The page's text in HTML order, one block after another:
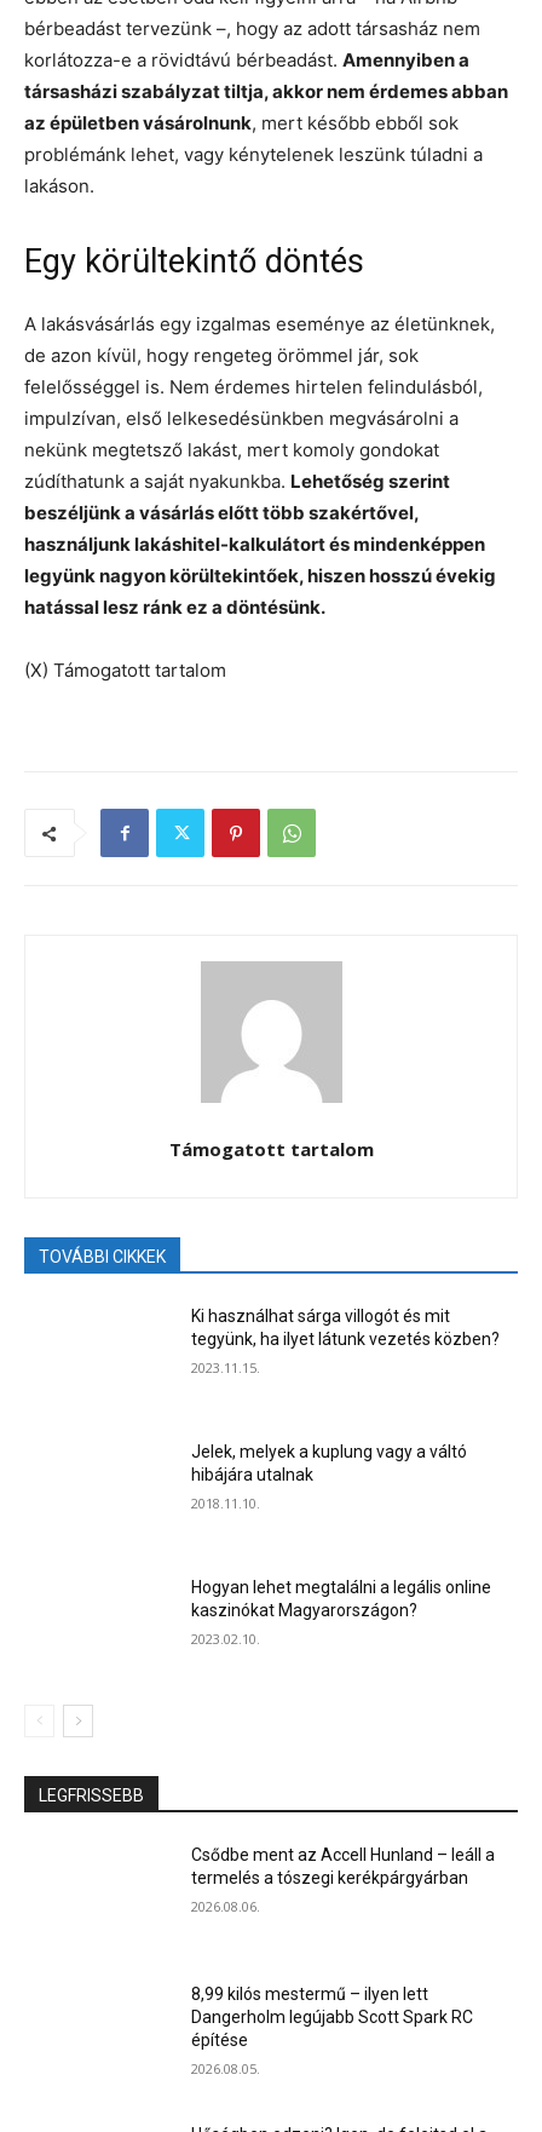
bérbeadást tervezünk –, hogy az adott társasház nem
korlátozza-e a rövidtávú bérbeadást. Amennyiben a
társasházi szabályzat tiltja, akkor nem érdemes abban
az épületben vásárolnunk, mert később ebből sok
problémánk lehet, vagy kénytelenek leszünk túladni a
lakáson.
Egy körültekintő döntés
A lakásvásárlás egy izgalmas eseménye az életünknek,
de azon kívül, hogy rengeteg örömmel jár, sok
felelősséggel is. Nem érdemes hirtelen felindulásból,
impulzívan, első lelkesedésünkben megvásárolni a
nekünk megtetsző lakást, mert komoly gondokat
zúdíthatunk a saját nyakunkba. Lehetőség szerint
beszéljünk a vásárlás előtt több szakértővel,
használjunk lakáshitel-kalkulátort és mindenképpen
legyünk nagyon körültekintőek, hiszen hosszú évekig
hatással lesz ránk ez a döntésünk.
(X) Támogatott tartalom
Támogatott tartalom
TOVÁBBI CIKKEK
Ki használhat sárga villogót és mit
tegyünk, ha ilyet látunk vezetés közben?
2023.11.15.
Jelek, melyek a kuplung vagy a váltó
hibájára utalnak
2018.11.10.
Hogyan lehet megtalálni a legális online
kaszinókat Magyarországon?
2023.02.10.
LEGFRISSEBB
Csődbe ment az Accell Hunland – leáll a
termelés a tószegi kerékpárgyárban
2026.08.06.
8,99 kilós mestermű – ilyen lett
Dangerholm legújabb Scott Spark RC
építése
2026.08.05.